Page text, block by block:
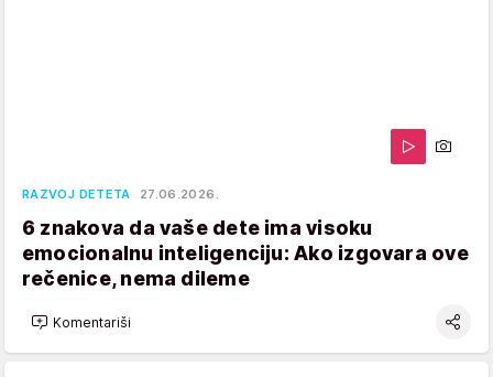
RAZVOJ DETETA 27.06.2026.
6 znakova da vaše dete ima visoku
emocionalnu inteligenciju: Ako izgovara ove
rečenice, nema dileme
Komentariši